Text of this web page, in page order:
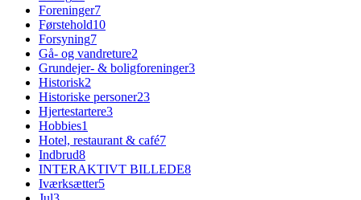
Foreninger7
Førstehold10
Forsyning7
Gå- og vandreture2
Grundejer- & boligforeninger3
Historisk2
Historiske personer23
Hjertestartere3
Hobbies1
Hotel, restaurant & café7
Indbrud8
INTERAKTIVT BILLEDE8
Iværksætter5